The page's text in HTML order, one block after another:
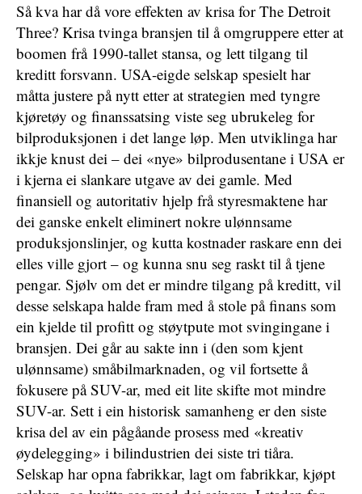
Så kva har då vore effekten av krisa for The Detroit
Three? Krisa tvinga bransjen til å omgruppere etter at
boomen frå 1990-tallet stansa, og lett tilgang til
kreditt forsvann. USA-eigde selskap spesielt har
måtta justere på nytt etter at strategien med tyngre
kjøretøy og finanssatsing viste seg ubrukeleg for
bilproduksjonen i det lange løp. Men utviklinga har
ikkje knust dei – dei «nye» bilprodusentane i USA er
i kjerna ei slankare utgave av dei gamle. Med
finansiell og autoritativ hjelp frå styresmaktene har
dei ganske enkelt eliminert nokre ulønnsame
produksjonslinjer, og kutta kostnader raskare enn dei
elles ville gjort – og kunna snu seg raskt til å tjene
pengar. Sjølv om det er mindre tilgang på kreditt, vil
desse selskapa halde fram med å stole på finans som
ein kjelde til profitt og støytpute mot svingingane i
bransjen. Dei går au sakte inn i (den som kjent
ulønnsame) småbilmarknaden, og vil fortsette å
fokusere på SUV-ar, med eit lite skifte mot mindre
SUV-ar. Sett i ein historisk samanheng er den siste
krisa del av ein pågåande prosess med «kreativ
øydelegging» i bilindustrien dei siste tri tiåra.
Selskap har opna fabrikkar, lagt om fabrikkar, kjøpt